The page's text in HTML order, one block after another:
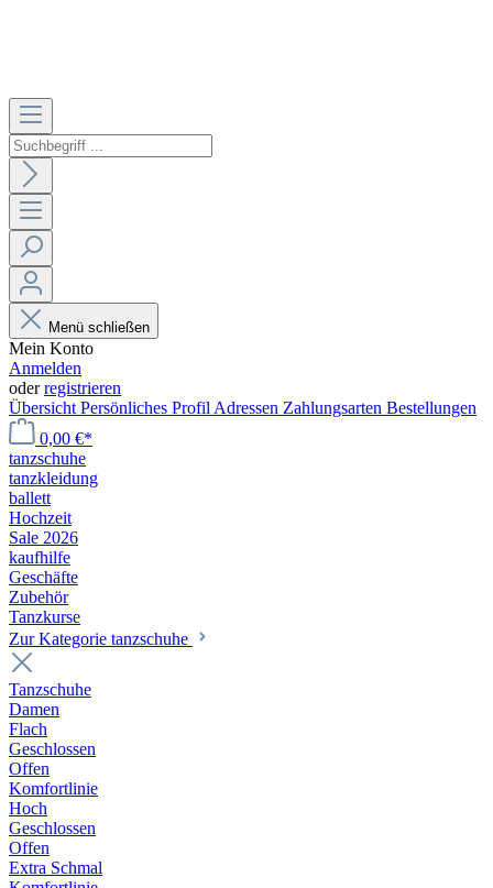
Menü schließen
Mein Konto
Anmelden
oderregistrieren
Übersicht Persönliches Profil Adressen Zahlungsarten Bestellungen
0,00 €*
tanzschuhe
tanzkleidung
ballett
Hochzeit
Sale 2026
kaufhilfe
Geschäfte
Zubehör
Tanzkurse
Zur Kategorie tanzschuhe
Tanzschuhe
Damen
Flach
Geschlossen
Offen
Komfortlinie
Hoch
Geschlossen
Offen
Extra Schmal